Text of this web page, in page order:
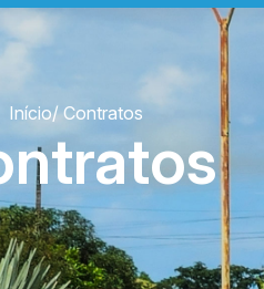
Início/ Contratos